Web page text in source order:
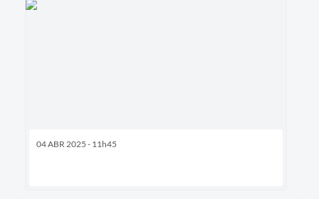
04 ABR 2025 - 11h45